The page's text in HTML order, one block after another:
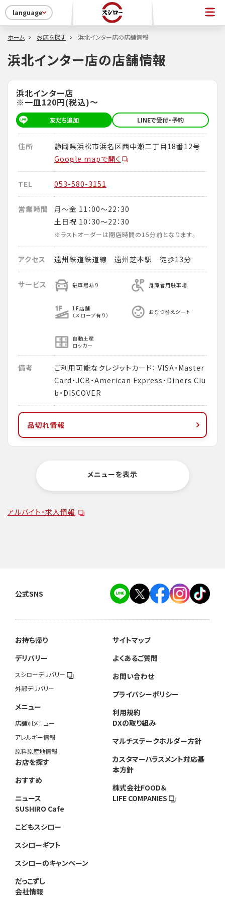
language
ホーム お店を探す 浜北インター店の店舗情報
浜北インター店の店舗情報
浜北インター店
※一皿120円(税込)～
友だち追加 LINEで受付・予約
住所
静岡県浜松市浜名区西中瀬二丁目18番12号
Google mapで開く
TEL 053-580-3151
営業時間
月～金 11：00～22：30
土日祝 10：30～22：30
※ラストオーダーは閉店時間の15分前となります。
アクセス 遠州鉄道鉄道線 遠州芝本駅 徒歩13分
サービス 駐車場あり 身障者用駐車場
1F店舗
（スロープ有り）
おむつ替えシート
自動土産
ロッカー
備考
ご利用可能なクレジットカード： VISA・Master
Card・JCB・American Express・Diners Clu
b・DISCOVER
品切れ情報
メニューを表示
アルバイト・求人情報
公式SNS
お持ち帰り
デリバリー
スシローデリバリー
外部デリバリー
メニュー
店舗別メニュー
アレルギー情報
原料原産地情報
お店を探す
おすすめ
ニュース
SUSHIRO Cafe
こどもスシロー
スシローギフト
スシローのキャンペーン
だっこずし
会社情報
サイトマップ
よくあるご質問
お問い合わせ
プライバシーポリシー
利用規約
DXの取り組み
マルチステークホルダー方針
カスタマーハラスメント対応基
本方針
株式会社FOOD＆
LIFE COMPANIES